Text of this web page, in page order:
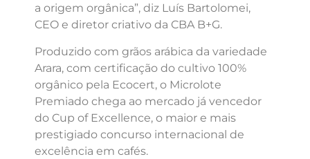
a origem orgânica”, diz Luís Bartolomei,
CEO e diretor criativo da CBA B+G.
Produzido com grãos arábica da variedade
Arara, com certificação do cultivo 100%
orgânico pela Ecocert, o Microlote
Premiado chega ao mercado já vencedor
do Cup of Excellence, o maior e mais
prestigiado concurso internacional de
excelência em cafés.